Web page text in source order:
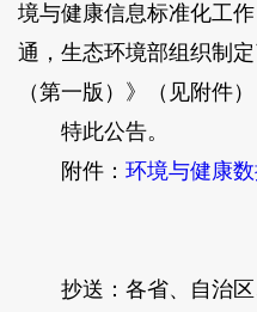
境与健康信息标准化工
通，生态环境部组织制
（第一版）》（见附件
特此公告。
附件： 环境与健康数
抄送：各省、自治区